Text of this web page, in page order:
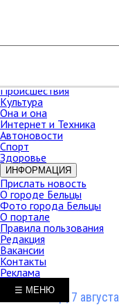
В мире
Происшествия
Культура
Она и она
Интернет и Техника
Автоновости
Спорт
Здоровье
ИНФОРМАЦИЯ
Прислать новость
О городе Бельцы
Фото города Бельцы
О портале
Правила пользования
Редакция
Вакансии
Контакты
Реклама
Пятница, 7 августа
☰ МЕНЮ